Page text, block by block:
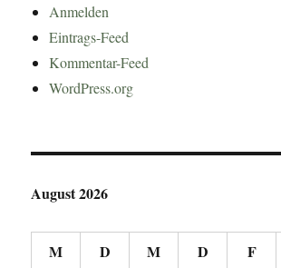
Anmelden
Eintrags-Feed
Kommentar-Feed
WordPress.org
August 2026
M D M D F